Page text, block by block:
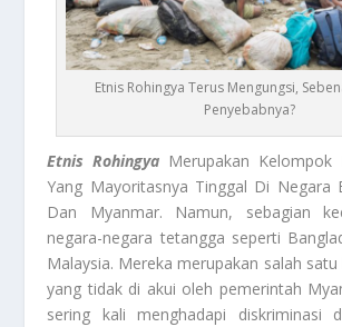
Etnis Rohingya Terus Mengungsi,
Penyebabnya?
Etnis Rohingya Merupakan Kelompok
Yang Mayoritasnya Tinggal Di Negara
Dan Myanmar. Namun, sebagian
negara-negara tetangga seperti
Malaysia. Mereka merupakan salah
yang tidak di akui oleh pemerintah
sering kali menghadapi diskriminasi